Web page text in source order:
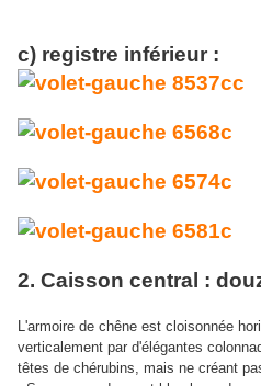
c) registre inférieur :
2. Caisson central :
L'armoire de chêne est cloisonnée
verticalement par d'élégantes
têtes de chérubins, mais ne créant